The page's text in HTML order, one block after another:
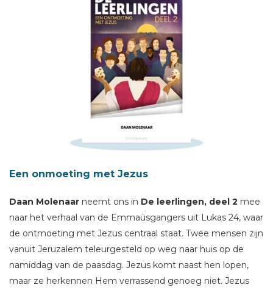
Een onmoeting met Jezus
Daan Molenaar neemt ons in De leerlingen, deel 2 mee
naar het verhaal van de Emmaüsgangers uit Lukas 24, waar
de ontmoeting met Jezus centraal staat. Twee mensen zijn
vanuit Jeruzalem teleurgesteld op weg naar huis op de
namiddag van de paasdag. Jezus komt naast hen lopen,
maar ze herkennen Hem verrassend genoeg niet. Jezus
E-mail *
Titel *